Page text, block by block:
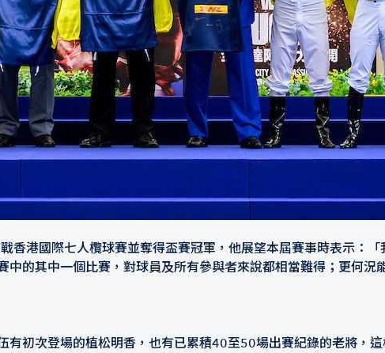
港國際七人欖球賽並奪得盃賽冠軍，他展望本屆賽事時表示：
的其中一個比賽，對球員及所有參與者來說都相當難得；更何況
初次登場的植松明香，也有已累積40至50場出賽紀錄的老將，